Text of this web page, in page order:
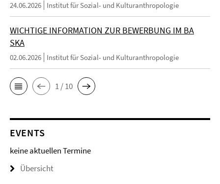
24.06.2026 Institut für Sozial- und Kulturanthropologie
WICHTIGE INFORMATION ZUR BEWERBUNG IM BA
SKA
02.06.2026 Institut für Sozial- und Kulturanthropologie
1 / 10
EVENTS
keine aktuellen Termine
Übersicht